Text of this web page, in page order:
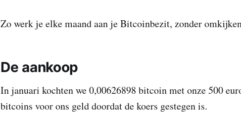
Zo werk je elke maand aan je Bitcoinbezit, zonder
De aankoop
In januari kochten we 0,00626898 bitcoin met onze 500
bitcoins voor ons geld doordat de koers gestegen is.